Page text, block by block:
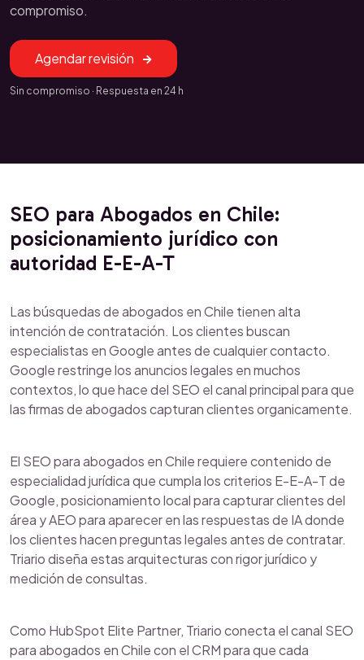
compromiso.
Agendar revisión
Sin compromiso · Respuesta en 24 h
SEO para Abogados en Chile:
posicionamiento jurídico con
autoridad E-E-A-T
Las búsquedas de abogados en Chile tienen alta
intención de contratación. Los clientes buscan
especialistas en Google antes de cualquier contacto.
Google restringe los anuncios legales en muchos
contextos, lo que hace del SEO el canal principal para que
las firmas de abogados capturan clientes organicamente.
El SEO para abogados en Chile requiere contenido de
especialidad jurídica que cumpla los criterios E-E-A-T de
Google, posicionamiento local para capturar clientes del
área y AEO para aparecer en las respuestas de IA donde
los clientes hacen preguntas legales antes de contratar.
Triario diseña estas arquitecturas con rigor jurídico y
medición de consultas.
Como HubSpot Elite Partner, Triario conecta el canal SEO
para abogados en Chile con el CRM para que cada